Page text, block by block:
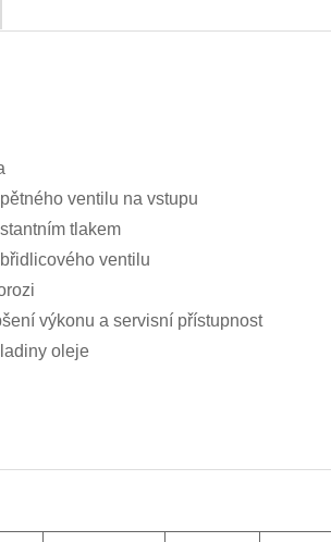
ventilu na vstupu
tlakem
ventilu
výkonu a servisní přístupnost
oleje